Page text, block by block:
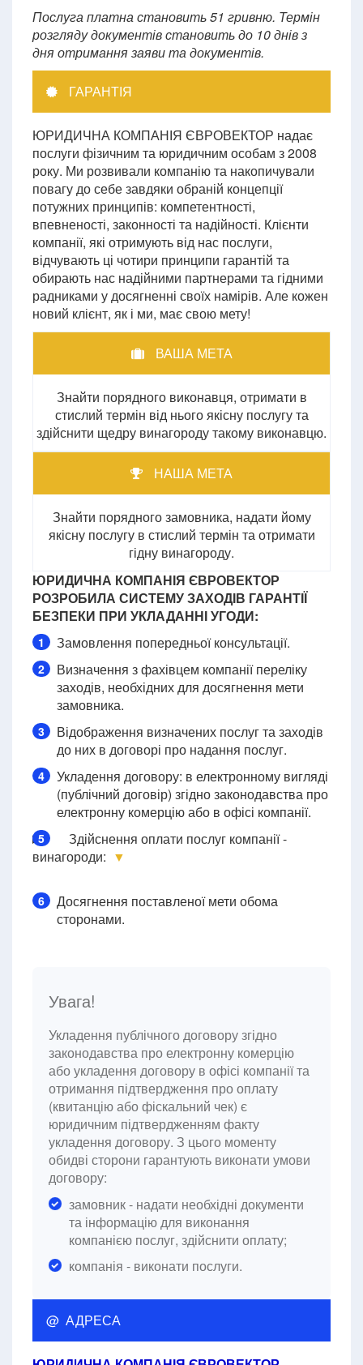
Послуга платна становить 51 гривню. Термін
розгляду документів становить до 10 днів з
дня отримання заяви та документів.
ГАРАНТІЯ
ЮРИДИЧНА КОМПАНІЯ ЄВРОВЕКТОР надає
послуги фізичним та юридичним особам з 2008
року. Ми розвивали компанію та накопичували
повагу до себе завдяки обраній концепції
потужних принципів: компетентності,
впевненості, законності та надійності. Клієнти
компанії, які отримують від нас послуги,
відчувають ці чотири принципи гарантій та
обирають нас надійними партнерами та гідними
радниками у досягненні своїх намірів. Але кожен
новий клієнт, як і ми, має свою мету!
ВАША МЕТА
Знайти порядного виконавця, отримати в
стислий термін від нього якісну послугу та
здійснити щедру винагороду такому виконавцю.
НАША МЕТА
Знайти порядного замовника, надати йому
якісну послугу в стислий термін та отримати
гідну винагороду.
ЮРИДИЧНА КОМПАНІЯ ЄВРОВЕКТОР
РОЗРОБИЛА СИСТЕМУ ЗАХОДІВ ГАРАНТІЇ
БЕЗПЕКИ ПРИ УКЛАДАННІ УГОДИ:
1 Замовлення попередньої консультації.
2
Визначення з фахівцем компанії переліку
заходів, необхідних для досягнення мети
замовника.
3
Відображення визначених послуг та заходів
до них в договорі про надання послуг.
4
Укладення договору: в електронному вигляді
(публічний договір) згідно законодавства про
електронну комерцію або в офісі компанії.
5Здійснення оплати послуг компанії -
винагороди: ▼
6
Досягнення поставленої мети обома
сторонами.
Увага!
Укладення публічного договору згідно
законодавства про електронну комерцію
або укладення договору в офісі компанії та
отримання підтвердження про оплату
(квитанцію або фіскальний чек) є
юридичним підтвердженням факту
укладення договору. З цього моменту
обидві сторони гарантують виконати умови
договору:
замовник - надати необхідні документи
та інформацію для виконання
компанією послуг, здійснити оплату;
компанія - виконати послуги.
@ АДРЕСА